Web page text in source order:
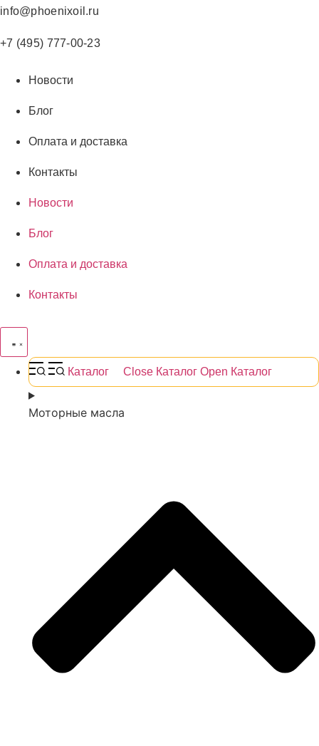
Перейти
содержимому
info@phoenixoil.ru
+7 (495) 777-00-23
Новости
Блог
Оплата и доставка
Контакты
Новости
Блог
Оплата и доставка
Контакты
Каталог Close Каталог Open Каталог
Моторные масла